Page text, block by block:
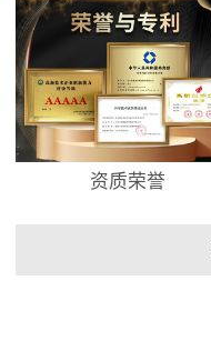
资质荣誉